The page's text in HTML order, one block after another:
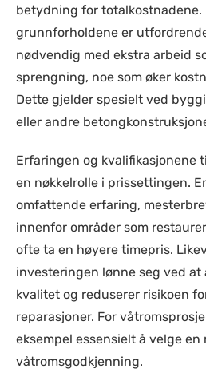
betydning for totalkostnadene.
grunnforholdene er
nødvendig med ekstra arbeid
sprengning, noe som øker
Dette gjelder spesielt ved
eller andre
Erfaringen og kvalifikasjonene
en nøkkelrolle i prissettingen.
omfattende erfaring,
innenfor områder som
ofte ta en høyere timepris.
investeringen lønne seg ved
kvalitet og reduserer risikoen
reparasjoner. For
eksempel essensielt å velge
våtromsgodkjenning.